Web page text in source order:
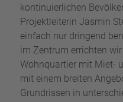
kontinuierlichen
Projektleiterin Jasmin
einfach nur dringend
im Zentrum errichten
Wohnquartier mit Miet-
mit einem breiten
Grundrissen in